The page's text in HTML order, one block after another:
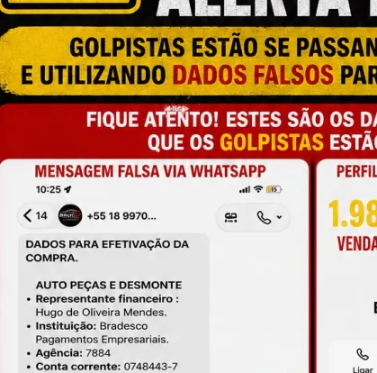
procedência e qualidade
de funcionamento
compatibilidade antes da compra
da compra
do Brasil